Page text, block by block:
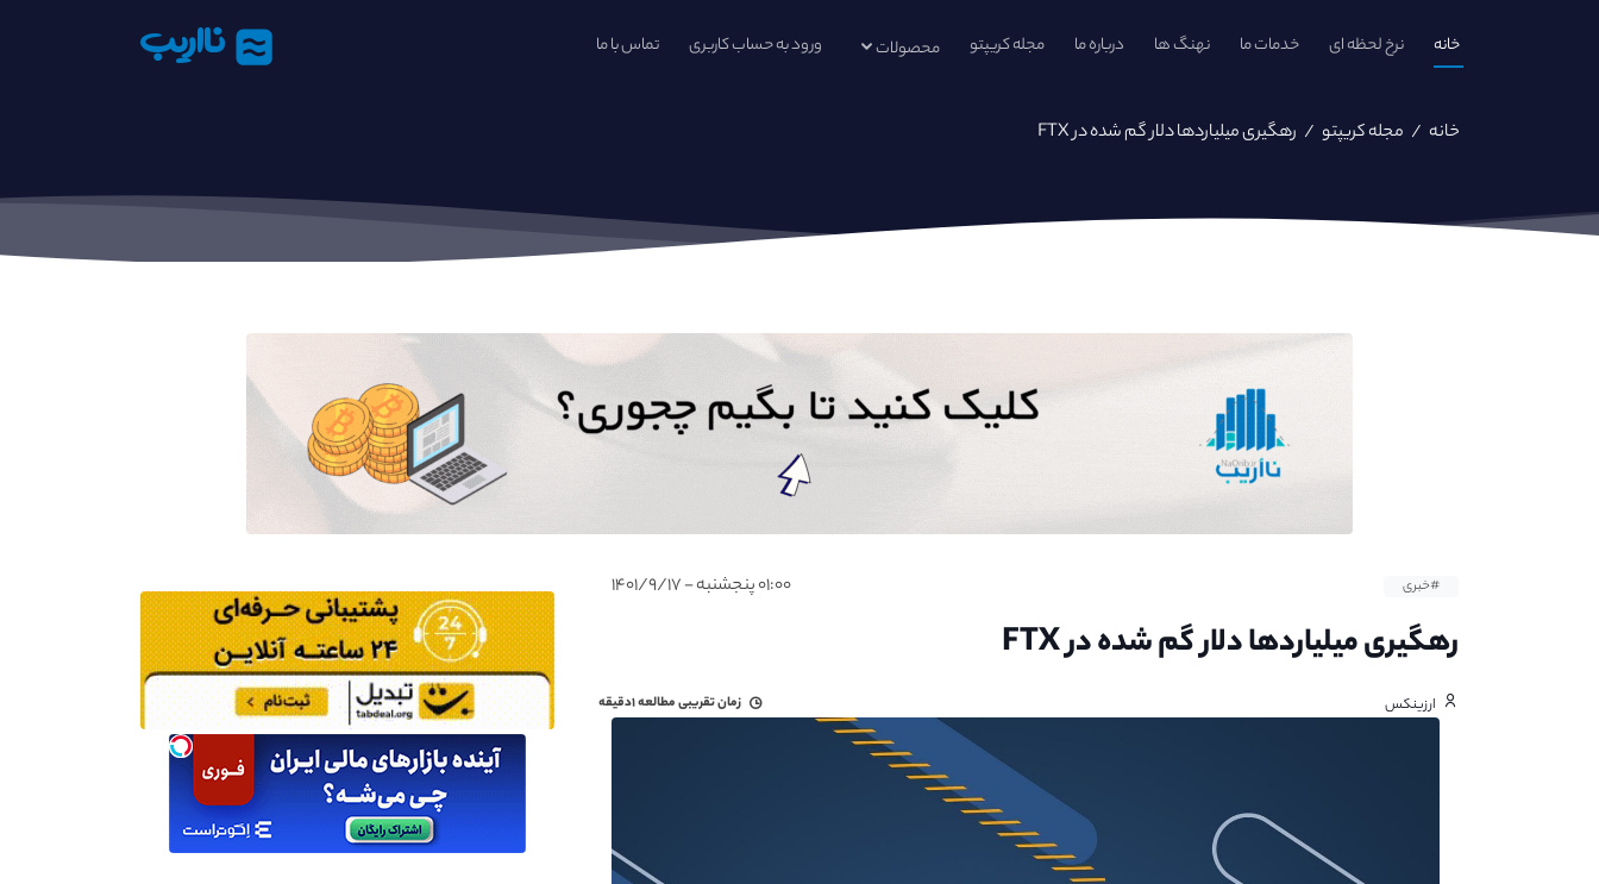
خانه نرخ لحظه ای خدمات ما نهنگ ها درباره ما مجله کریپتو محصولات ورود به حساب کاربری تماس با ما نااریب
خانه / مجله کریپتو / رهگیری میلیاردها دلار گم شده در FTX
#خبری ۰۱:۰۰ پنجشنبه - ۱۴۰۱/۹/۱۷
رهگیری میلیاردها دلار گم شده در FTX
ارزینکس زمان تقریبی مطالعه۱دقیقه